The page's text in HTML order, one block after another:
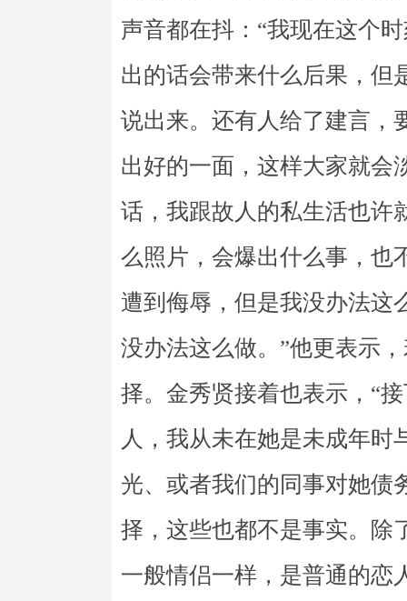
声音都在抖：“我现在这个
出的话会带来什么后果，但
说出来。还有人给了建言，
出好的一面，这样大家就会
话，我跟故人的私生活也许
么照片，会爆出什么事，也
遭到侮辱，但是我没办法这
没办法这么做。”他更表示
择。金秀贤接着也表示，“
人，我从未在她是未成年时
光、或者我们的同事对她债
择，这些也都不是事实。除
一般情侣一样，是普通的恋